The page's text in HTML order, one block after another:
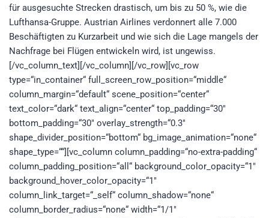
für ausgesuchte Strecken drastisch, um bis zu 50 %, wie die
Lufthansa-Gruppe. Austrian Airlines verdonnert alle 7.000
Beschäftigten zu Kurzarbeit und wie sich die Lage mangels der
Nachfrage bei Flügen entwickeln wird, ist ungewiss.
[/vc_column_text][/vc_column][/vc_row][vc_row
type=“in_container“ full_screen_row_position=“middle“
column_margin=“default“ scene_position=“center“
text_color=“dark“ text_align=“center“ top_padding=“30″
bottom_padding=“30″ overlay_strength=“0.3″
shape_divider_position=“bottom“ bg_image_animation=“none“
shape_type=““][vc_column column_padding=“no-extra-padding“
column_padding_position=“all“ background_color_opacity=“1″
background_hover_color_opacity=“1″
column_link_target=“_self“ column_shadow=“none“
column_border_radius=“none“ width=“1/1″